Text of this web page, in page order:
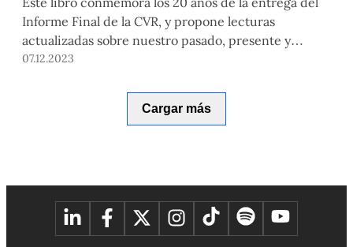
el informe final de la CVR
publicado por el IDEHPUCP
Informe Final de la CVR, y propone lecturas
actualizadas sobre nuestro pasado, presente y
futuro. Además, plantea explicaciones y rutas para
actualidad. El Dr. Salomón Lerner y la Dra. Elizabeth
Salmón, ambos a cargo de coordinar la publicación,
07.12.2023
Cargar más